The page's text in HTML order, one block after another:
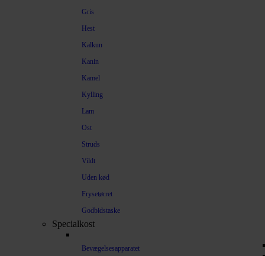
Gris
Hest
Kalkun
Kanin
Kamel
Kylling
Lam
Ost
Struds
Vildt
Uden kød
Frysetørret
Godbidstaske
Specialkost
Bevægelsesapparatet